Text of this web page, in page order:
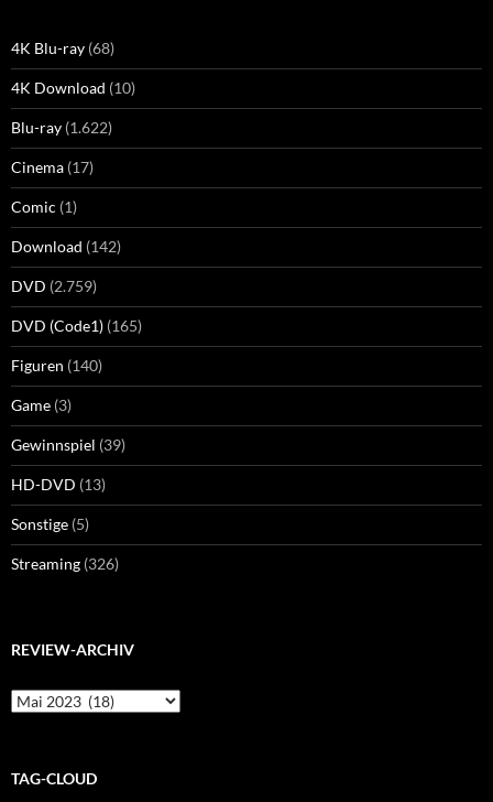
4K Blu-ray (68)
4K Download (10)
Blu-ray (1.622)
Cinema (17)
Comic (1)
Download (142)
DVD (2.759)
DVD (Code1) (165)
Figuren (140)
Game (3)
Gewinnspiel (39)
HD-DVD (13)
Sonstige (5)
Streaming (326)
REVIEW-ARCHIV
Review-
Archiv
TAG-CLOUD